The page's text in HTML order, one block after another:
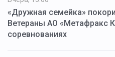
«Дружная семейка»
Ветераны АО «Метафракс
соревнованиях